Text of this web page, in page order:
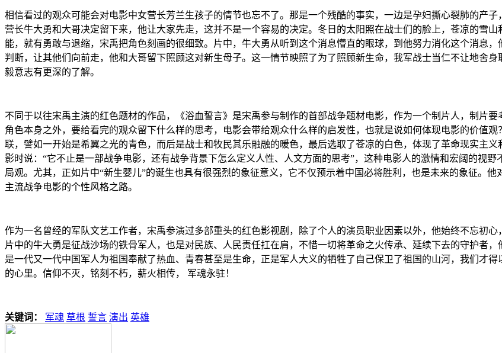
相信看过的观众可能会对电影中女营长芳兰生孩子的情节也忘不了。那是一个残酷的事实，一边是孕妇撕心裂肺的产
营长牛大勇和大哥决定留下来，他让大家先走，这并不是一个容易的决定。冬日的太阳照在战士们的脸上，苍凉的雪
能，就有勇敢与退缩，宋禹把角色刻画的很细致。片中，牛大勇从听到这个消息懵直的眼球，到他努力消化这个消息
判断，让其他们向前走，他和大哥留下照顾这对新生母子。这一情节映照了为了照顾新生命，我军战士当仁不让地舍
毅意志有更深的了解。
不同于以往宋禹主演的红色题材的作品，《浴血誓言》是宋禹参与制作的首部战争题材电影，作为一个制片人，制片
角色本身之外，要给看完的观众留下什么样的思考，电影会带给观众什么样的启发性，也就是说如何体现电影的价值
联，譬如一开始是希翼之光的青色，而后是战士和牧民其乐融融的暖色，最后选取了苍凉的白色，体现了革命现实主
影时说：“它不止是一部战争电影，还有战争背景下怎么定义人性、人文方面的思考”，这种电影人的激情和宏阔的视
局观。尤其，正如片中“新生婴儿”的诞生也具有很强烈的象征意义，它不仅预示着中国必将胜利，也是未来的象征。
主流战争电影的个性风格之路。
作为一名曾经的军队文艺工作者，宋禹参演过多部重头的红色影视剧，除了个人的演员职业因素以外，他始终不忘初
片中的牛大勇是征战沙场的铁骨军人，也是对民族、人民责任扛在肩，不惜一切将革命之火传承、延续下去的守护者
是一代又一代中国军人为祖国奉献了热血、青春甚至是生命，正是军人大义的牺牲了自己保卫了祖国的山河，我们才
的心里。信仰不灭，铭刻不朽，薪火相传， 军魂永驻！
关键词： 军魂 草根 誓言 演出 英雄